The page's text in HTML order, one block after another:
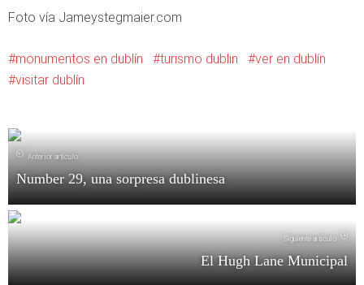
Foto vía Jameystegmaier.com
monumentos en dublín turismo dublin
ver en dublín
visitar dublín
Anterior artículo
Number 29, una sorpresa dublinesa
Siguiente artículo
El Hugh Lane Municipal